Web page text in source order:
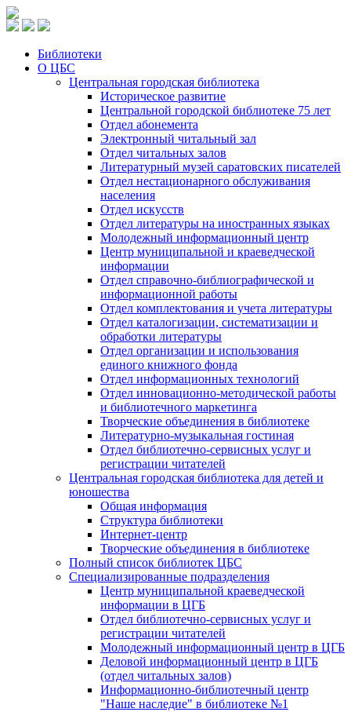
Библиотеки
О ЦБС
Центральная городская библиотека
Историческое развитие
Центральной городской библиотеке 75 лет
Отдел абонемента
Электронный читальный зал
Отдел читальных залов
Литературный музей саратовских писателей
Отдел нестационарного обслуживания
населения
Отдел искусств
Отдел литературы на иностранных языках
Молодежный информационный центр
Центр муниципальной и краеведческой
информации
Отдел справочно-библиографической и
информационной работы
Отдел комплектования и учета литературы
Отдел каталогизации, систематизации и
обработки литературы
Отдел организации и использования
единого книжного фонда
Отдел информационных технологий
Отдел инновационно-методической работы
и библиотечного маркетинга
Творческие объединения в библиотеке
Литературно-музыкальная гостиная
Отдел библиотечно-сервисных услуг и
регистрации читателей
Центральная городская библиотека для детей и
юношества
Общая информация
Структура библиотеки
Интернет-центр
Творческие объединения в библиотеке
Полный список библиотек ЦБС
Специализированные подразделения
Центр муниципальной краеведческой
информации в ЦГБ
Отдел библиотечно-сервисных услуг и
регистрации читателей
Молодежный информационный центр в ЦГБ
Деловой информационный центр в ЦГБ
(отдел читальных залов)
Информационно-библиотечный центр
"Наше наследие" в библиотеке №1